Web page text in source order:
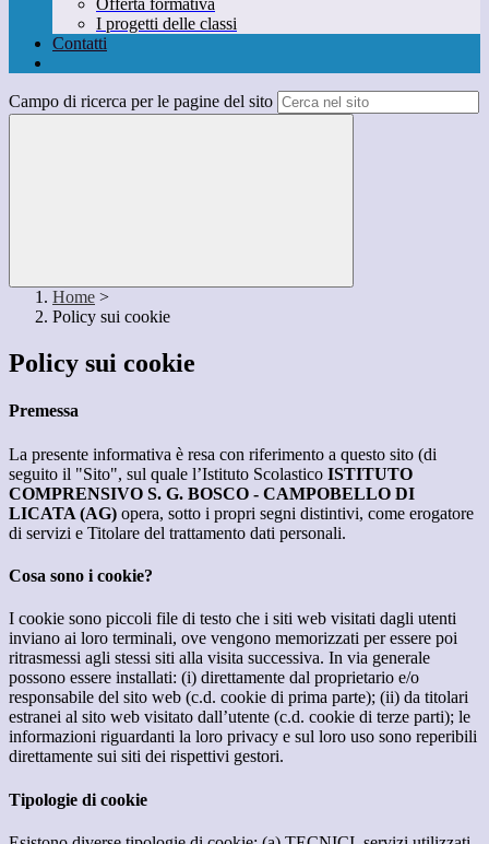
Offerta formativa
I progetti delle classi
Contatti
Campo di ricerca per le pagine del sito
Home >
Policy sui cookie
Policy sui cookie
Premessa
La presente informativa è resa con riferimento a questo sito (di
seguito il "Sito", sul quale l’Istituto Scolastico ISTITUTO
COMPRENSIVO S. G. BOSCO - CAMPOBELLO DI
LICATA (AG) opera, sotto i propri segni distintivi, come erogatore
di servizi e Titolare del trattamento dati personali.
Cosa sono i cookie?
I cookie sono piccoli file di testo che i siti web visitati dagli utenti
inviano ai loro terminali, ove vengono memorizzati per essere poi
ritrasmessi agli stessi siti alla visita successiva. In via generale
possono essere installati: (i) direttamente dal proprietario e/o
responsabile del sito web (c.d. cookie di prima parte); (ii) da titolari
estranei al sito web visitato dall’utente (c.d. cookie di terze parti); le
informazioni riguardanti la loro privacy e sul loro uso sono reperibili
direttamente sui siti dei rispettivi gestori.
Tipologie di cookie